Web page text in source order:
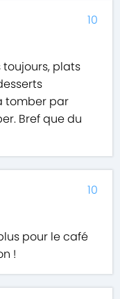
plats
tomber par
Bref que du
10
pour le café
!
10